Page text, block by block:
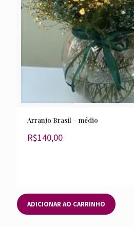
Arranjo Brasil – médio
R$140,00
ADICIONAR AO CARRINHO